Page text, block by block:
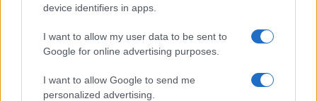
device identifiers in apps.
I want to allow my user data to be sent to
Google for online advertising purposes.
I want to allow Google to send me
personalized advertising.